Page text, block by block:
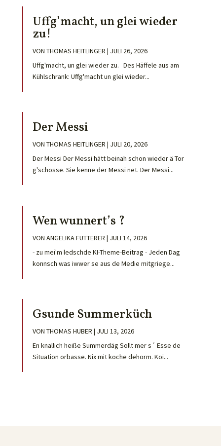
Uffg’macht, un glei wieder
zu!
VON THOMAS HEITLINGER | JULI 26, 2026
Uffg'macht, un glei wieder zu. Des Häffele aus am
Kühlschrank: Uffg'macht un glei wieder...
Der Messi
VON THOMAS HEITLINGER | JULI 20, 2026
Der Messi Der Messi hätt beinah schon wieder ä Tor
g'schosse. Sie kenne der Messi net. Der Messi...
Wen wunnert’s ?
VON ANGELIKA FUTTERER | JULI 14, 2026
- zu mei'm ledschde KI-Theme-Beitrag - Jeden Dag
konnsch was iwwer se aus de Medie mitgriege...
Gsunde Summerküch
VON THOMAS HUBER | JULI 13, 2026
En knallich heiße Summerdäg Sollt mer s´ Esse de
Situation orbasse. Nix mit koche dehorm. Koi...